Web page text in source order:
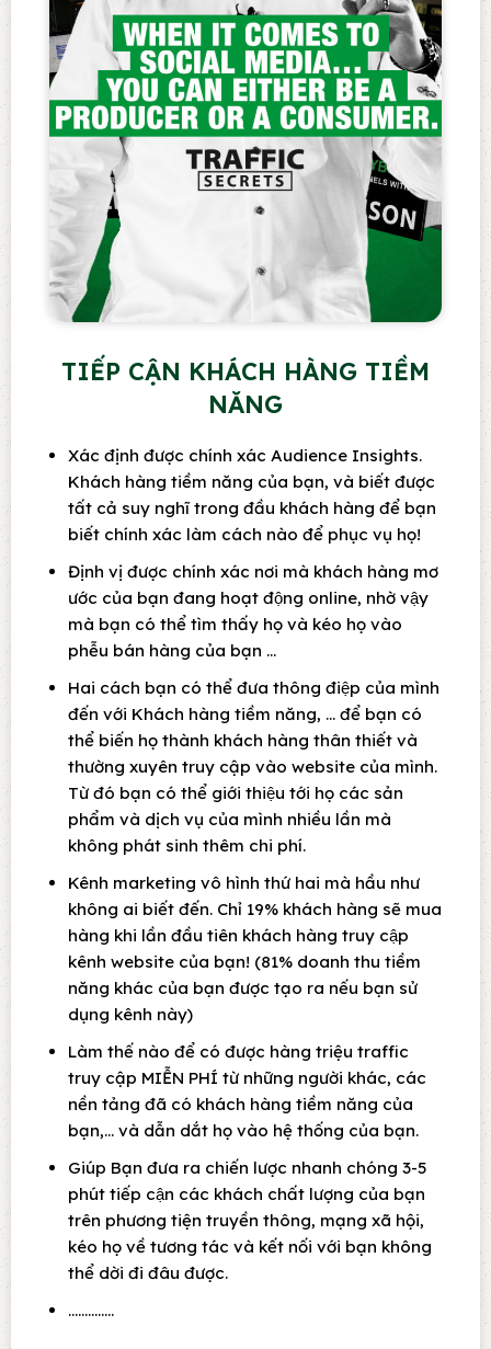
TIẾP CẬN KHÁCH HÀNG TIỀM
NĂNG
Xác định được chính xác Audience Insights.
Khách hàng tiềm năng của bạn, và biết được
tất cả suy nghĩ trong đầu khách hàng để bạn
biết chính xác làm cách nào để phục vụ họ!
Định vị được chính xác nơi mà khách hàng mơ
ước của bạn đang hoạt động online, nhờ vậy
mà bạn có thể tìm thấy họ và kéo họ vào
phễu bán hàng của bạn …
Hai cách bạn có thể đưa thông điệp của mình
đến với Khách hàng tiềm năng, … để bạn có
thể biến họ thành khách hàng thân thiết và
thường xuyên truy cập vào website của mình.
Từ đó bạn có thể giới thiệu tới họ các sản
phẩm và dịch vụ của mình nhiều lần mà
không phát sinh thêm chi phí.
Kênh marketing vô hình thứ hai mà hầu như
không ai biết đến. Chỉ 19% khách hàng sẽ mua
hàng khi lần đầu tiên khách hàng truy cập
kênh website của bạn! (81% doanh thu tiềm
năng khác của bạn được tạo ra nếu bạn sử
dụng kênh này)
Làm thế nào để có được hàng triệu traffic
truy cập MIỄN PHÍ từ những người khác, các
nền tảng đã có khách hàng tiềm năng của
bạn,… và dẫn dắt họ vào hệ thống của bạn.
Giúp Bạn đưa ra chiến lược nhanh chóng 3-5
phút tiếp cận các khách chất lượng của bạn
trên phương tiện truyền thông, mạng xã hội,
kéo họ về tương tác và kết nối với bạn không
thể dời đi đâu được.
…………..